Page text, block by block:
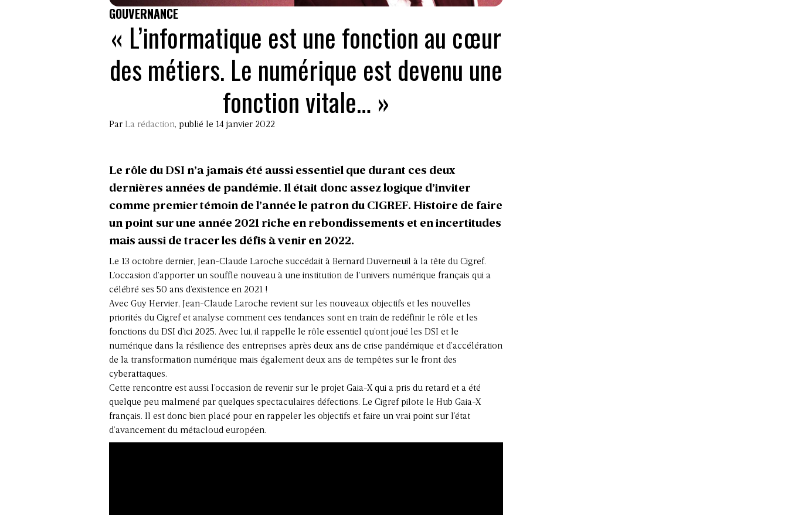
GOUVERNANCE
« L’informatique est une fonction au cœur
des métiers. Le numérique est devenu une
fonction vitale… »
Par La rédaction, publié le 14 janvier 2022
Le rôle du DSI n’a jamais été aussi essentiel que durant ces deux
dernières années de pandémie. Il était donc assez logique d’inviter
comme premier témoin de l’année le patron du CIGREF. Histoire de faire
un point sur une année 2021 riche en rebondissements et en incertitudes
mais aussi de tracer les défis à venir en 2022.
Le 13 octobre dernier, Jean-Claude Laroche succédait à Bernard Duverneuil à la tête du Cigref.
L’occasion d’apporter un souffle nouveau à une institution de l’univers numérique français qui a
célébré ses 50 ans d’existence en 2021 !
Avec Guy Hervier, Jean-Claude Laroche revient sur les nouveaux objectifs et les nouvelles
priorités du Cigref et analyse comment ces tendances sont en train de redéfinir le rôle et les
fonctions du DSI d’ici 2025. Avec lui, il rappelle le rôle essentiel qu’ont joué les DSI et le
numérique dans la résilience des entreprises après deux ans de crise pandémique et d’accélération
de la transformation numérique mais également deux ans de tempêtes sur le front des
cyberattaques.
Cette rencontre est aussi l’occasion de revenir sur le projet Gaia-X qui a pris du retard et a été
quelque peu malmené par quelques spectaculaires défections. Le Cigref pilote le Hub Gaia-X
français. Il est donc bien placé pour en rappeler les objectifs et faire un vrai point sur l’état
d’avancement du métacloud européen.